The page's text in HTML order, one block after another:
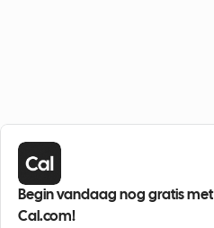
Begin vandaag nog gratis met
Cal.com!